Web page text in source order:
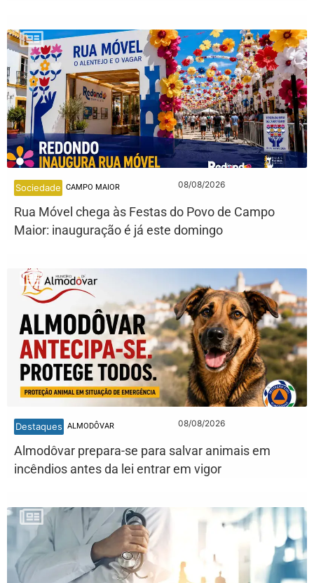
Sociedade CAMPO MAIOR 08/08/2026
Rua Móvel chega às Festas do Povo de Campo
Maior: inauguração é já este domingo
Destaques ALMODÔVAR 08/08/2026
Almodôvar prepara-se para salvar animais em
incêndios antes da lei entrar em vigor